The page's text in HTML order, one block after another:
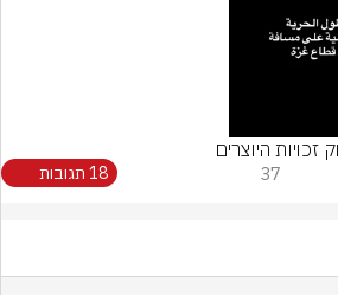
37 18 תגובות